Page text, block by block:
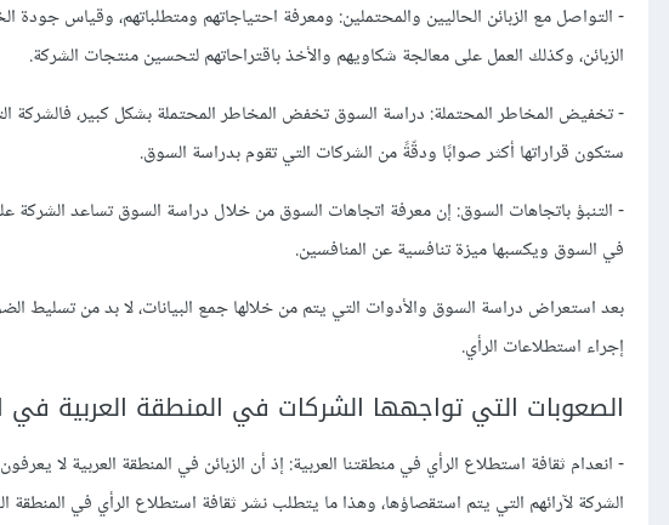
- التواصل مع الزبائن الحاليين والمحتملين: ومعرفة احتياجاتهم ومتطلباتهم، وقياس
الزبائن، وكذلك العمل على معالجة شكاويهم والأخذ باقتراحاتهم لتحسين منتجات الشركة.
- تخفيض المخاطر المحتملة: دراسة السوق تخفض المخاطر المحتملة بشكل كبير، فالشركة
ستكون قراراتها أكثر صوابًا ودقّةً من الشركات التي تقوم بدراسة السوق.
- التنبؤ باتجاهات السوق: إن معرفة اتجاهات السوق من خلال دراسة السوق تساعد الشركة
في السوق ويكسبها ميزة تنافسية عن المنافسين.
بعد استعراض دراسة السوق والأدوات التي يتم من خلالها جمع البيانات، لا بد من تسليط
إجراء استطلاعات الرأي.
الصعوبات التي تواجهها الشركات في المنطقة العربية
- انعدام ثقافة استطلاع الرأي في منطقتنا العربية: إذ أن الزبائن في المنطقة العربية لا
الشركة لآرائهم التي يتم استقصاؤها، وهذا ما يتطلب نشر ثقافة استطلاع الرأي في